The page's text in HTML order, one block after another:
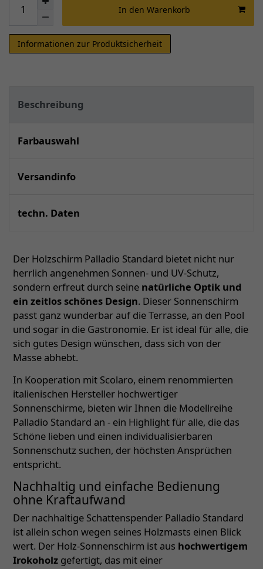
In den Warenkorb
Informationen zur Produktsicherheit
Beschreibung
Farbauswahl
Versandinfo
techn. Daten
Der Holzschirm Palladio Standard bietet nicht nur
herrlich angenehmen Sonnen- und UV-Schutz,
sondern erfreut durch seine natürliche Optik und
ein zeitlos schönes Design. Dieser Sonnenschirm
passt ganz wunderbar auf die Terrasse, an den Pool
und sogar in die Gastronomie. Er ist ideal für alle, die
sich gutes Design wünschen, dass sich von der
Masse abhebt.
In Kooperation mit Scolaro, einem renommierten
italienischen Hersteller hochwertiger
Sonnenschirme, bieten wir Ihnen die Modellreihe
Palladio Standard an - ein Highlight für alle, die das
Schöne lieben und einen individualisierbaren
Sonnenschutz suchen, der höchsten Ansprüchen
entspricht.
Nachhaltig und einfache Bedienung
ohne Kraftaufwand
Der nachhaltige Schattenspender Palladio Standard
ist allein schon wegen seines Holzmasts einen Blick
wert. Der Holz-Sonnenschirm ist aus hochwertigem
Irokoholz gefertigt, das mit einer